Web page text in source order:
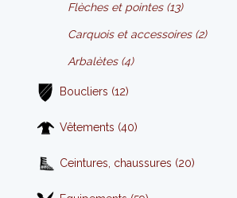
Flèches et pointes (13)
Carquois et accessoires (2)
Arbalètes (4)
Boucliers (12)
Vêtements (40)
Ceintures, chaussures (20)